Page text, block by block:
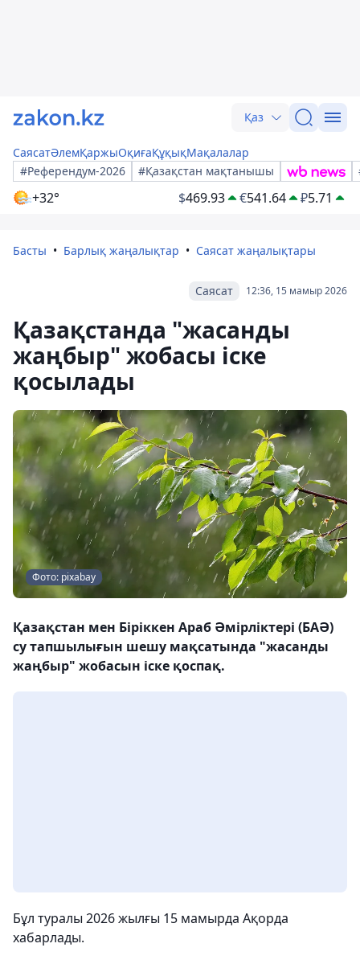
Қаз
СаясатӘлемҚаржыОқиғаҚұқықМақалалар
#Референдум-2026
#Қазақстан мақтанышы
+32° $469.93 €541.64 ₽5.71
Басты Барлық жаңалықтар Саясат жаңалықтары
12:36, 15 мамыр 2026
Саясат
Қазақстанда "жасанды
жаңбыр" жобасы іске
қосылады
Фото: pixabay
Қазақстан мен Біріккен Араб Әмірліктері (БАӘ)
су тапшылығын шешу мақсатында "жасанды
жаңбыр" жобасын іске қоспақ.
Бұл туралы 2026 жылғы 15 мамырда Ақорда
хабарлады.